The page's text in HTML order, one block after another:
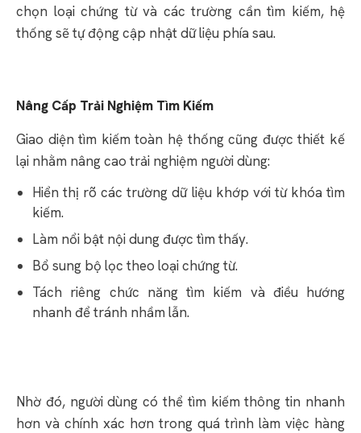
chọn loại chứng từ và các trường cần tìm kiếm, hệ
thống sẽ tự động cập nhật dữ liệu phía sau.
Nâng Cấp Trải Nghiệm Tìm Kiếm
Giao diện tìm kiếm toàn hệ thống cũng được thiết kế
lại nhằm nâng cao trải nghiệm người dùng:
Hiển thị rõ các trường dữ liệu khớp với từ khóa tìm
kiếm.
Làm nổi bật nội dung được tìm thấy.
Bổ sung bộ lọc theo loại chứng từ.
Tách riêng chức năng tìm kiếm và điều hướng
nhanh để tránh nhầm lẫn.
Nhờ đó, người dùng có thể tìm kiếm thông tin nhanh
hơn và chính xác hơn trong quá trình làm việc hàng